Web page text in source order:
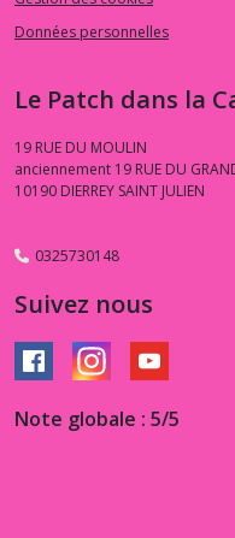
Données personnelles
Le Patch dans la
19 RUE DU MOULIN
anciennement 19 RUE DU
10190 DIERREY SAINT JULIEN
0325730148
Suivez nous
Note globale : 5/5